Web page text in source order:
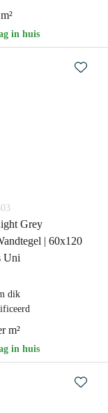
in huis
Grey
| 60x120
Uni
dik
m²
in huis